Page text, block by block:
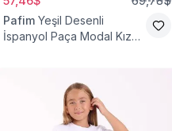
Pafim Yeşil Desenli
İspanyol Paça Modal Kız